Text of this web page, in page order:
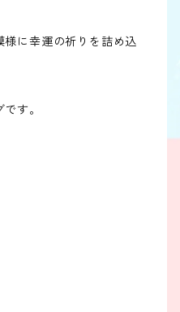
に幸運の祈りを詰め込
す。